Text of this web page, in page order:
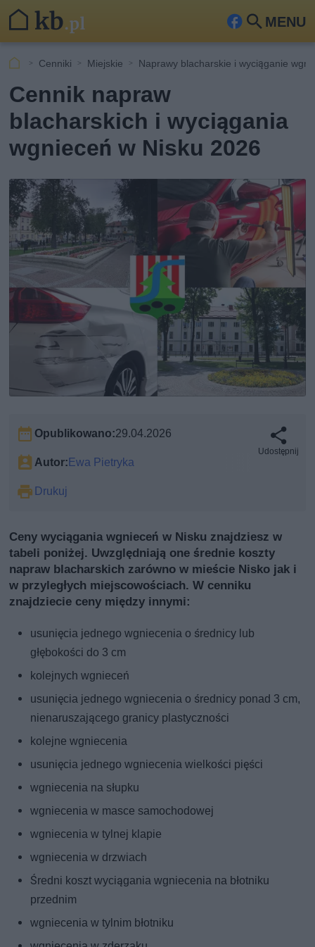
MENU
Fa
ook
Szu
kaj
Cenniki Miejskie Naprawy blacharskie i wyciąganie
Cennik napraw
blacharskich i wyciągania
wgnieceń w Nisku 2026
Opublikowano:29.04.2026
Autor: Ewa Pietryka
Drukuj
Udostępnij
Ceny wyciągania wgnieceń w Nisku znajdziesz w
tabeli poniżej. Uwzględniają one średnie koszty
napraw blacharskich zarówno w mieście Nisko jak i
w przyległych miejscowościach. W cenniku
znajdziecie ceny między innymi:
usunięcia jednego wgniecenia o średnicy lub
głębokości do 3 cm
kolejnych wgnieceń
usunięcia jednego wgniecenia o średnicy ponad 3 cm,
nienaruszającego granicy plastyczności
kolejne wgniecenia
usunięcia jednego wgniecenia wielkości pięści
wgniecenia na słupku
wgniecenia w masce samochodowej
wgniecenia w tylnej klapie
wgniecenia w drzwiach
Średni koszt wyciągania wgniecenia na błotniku
przednim
wgniecenia w tylnim błotniku